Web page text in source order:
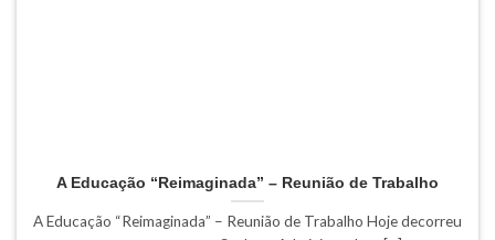
A Educação “Reimaginada” – Reunião de Trabalho
A Educação “Reimaginada” – Reunião de Trabalho Hoje decorreu